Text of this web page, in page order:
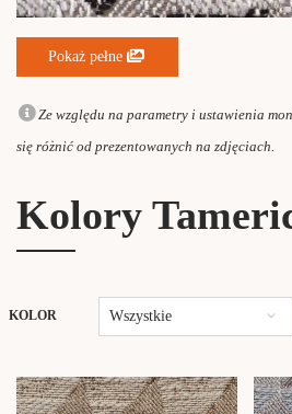
Pokaż pełne
Ze względu na parametry i ustawienia
się różnić od prezentowanych na zdjęciach.
Kolory
KOLOR Wszystkie